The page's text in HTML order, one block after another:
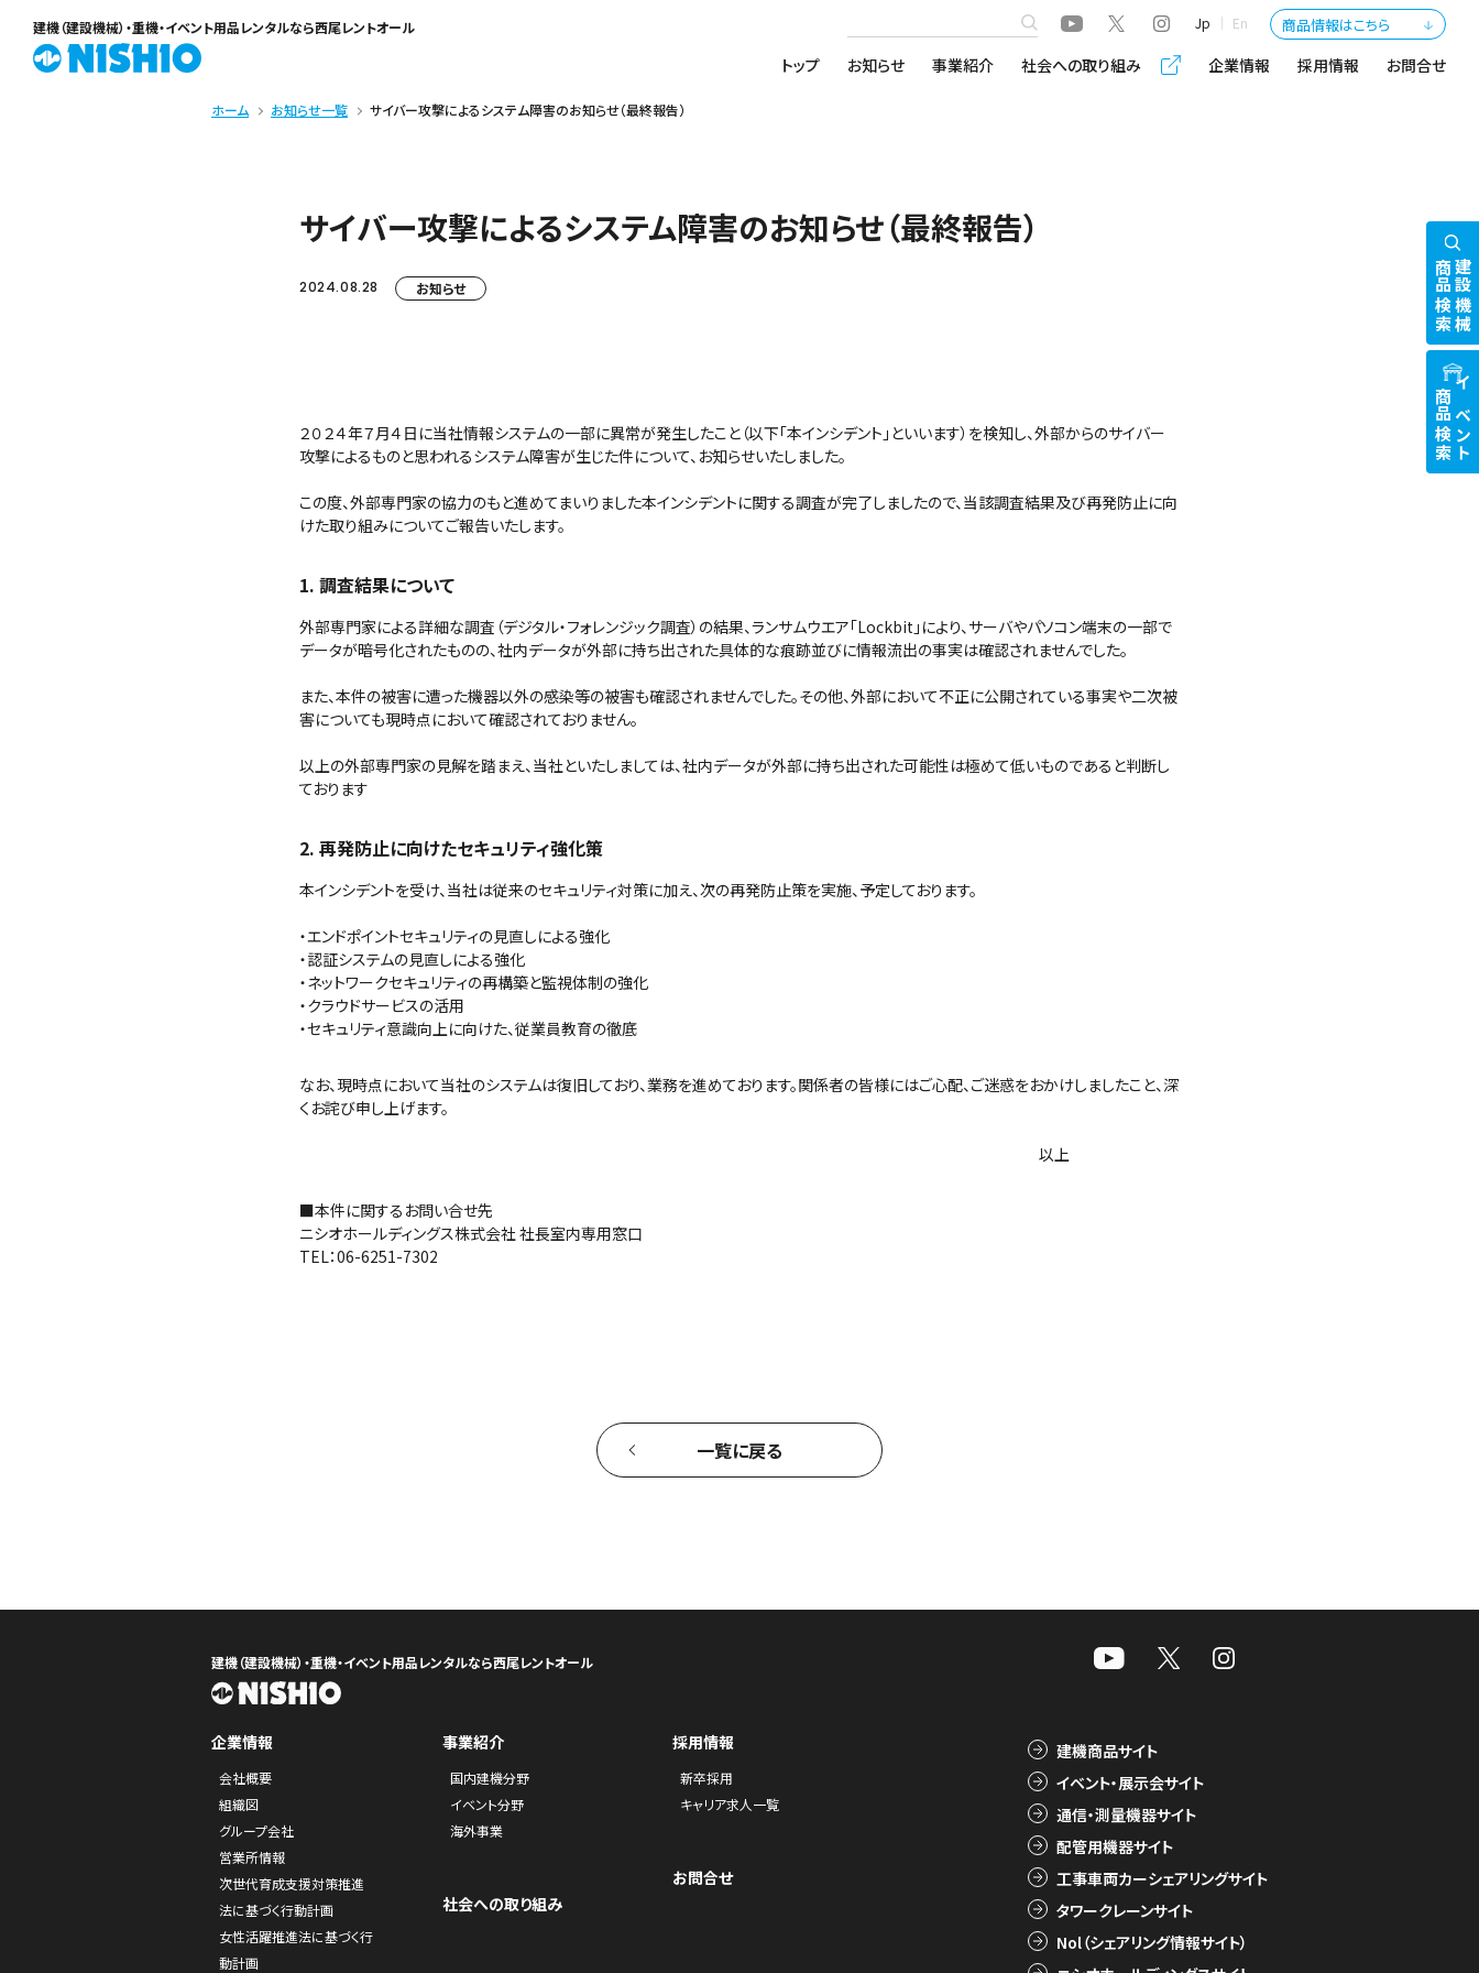
建機（建設機械）・重機・イベント用品レンタルなら西尾レントオール Jp En 商品情報はこちら
トップ お知らせ 事業紹介 社会への取り組み 企業情報 採用情報 お問合せ
ホーム お知らせ一覧 サイバー攻撃によるシステム障害のお知らせ（最終報告）
サイバー攻撃によるシステム障害のお知らせ（最終報告）
2024.08.28 お知らせ
２０２４年７月４日に当社情報システムの一部に異常が発生したこと（以下「本インシデント」といいます）を検知し、外部からのサイバー
攻撃によるものと思われるシステム障害が生じた件について、お知らせいたしました。
この度、外部専門家の協力のもと進めてまいりました本インシデントに関する調査が完了しましたので、当該調査結果及び再発防止に向
けた取り組みについてご報告いたします。
1. 調査結果について
外部専門家による詳細な調査（デジタル・フォレンジック調査）の結果、ランサムウエア「Lockbit」により、サーバやパソコン端末の一部で
データが暗号化されたものの、社内データが外部に持ち出された具体的な痕跡並びに情報流出の事実は確認されませんでした。
また、本件の被害に遭った機器以外の感染等の被害も確認されませんでした。その他、外部において不正に公開されている事実や二次被
害についても現時点において確認されておりません。
以上の外部専門家の見解を踏まえ、当社といたしましては、社内データが外部に持ち出された可能性は極めて低いものであると判断し
ております
2. 再発防止に向けたセキュリティ強化策
本インシデントを受け、当社は従来のセキュリティ対策に加え、次の再発防止策を実施、予定しております。
・エンドポイントセキュリティの見直しによる強化
・認証システムの見直しによる強化
・ネットワークセキュリティの再構築と監視体制の強化
・クラウドサービスの活用
・セキュリティ意識向上に向けた、従業員教育の徹底
なお、現時点において当社のシステムは復旧しており、業務を進めております。関係者の皆様にはご心配、ご迷惑をおかけしましたこと、深
くお詫び申し上げます。
以上
■本件に関するお問い合せ先
ニシオホールディングス株式会社 社長室内専用窓口
TEL：06-6251-7302
一覧に戻る
建設機械
商品検索
イベント
商品検索
建機（建設機械）・重機・イベント用品レンタルなら西尾レントオール
企業情報
会社概要
組織図
グループ会社
営業所情報
次世代育成支援対策推進
法に基づく行動計画
女性活躍推進法に基づく行
動計画
事業紹介
国内建機分野
イベント分野
海外事業
社会への取り組み
採用情報
新卒採用
キャリア求人一覧
お問合せ
建機商品サイト
イベント・展示会サイト
通信・測量機器サイト
配管用機器サイト
工事車両カーシェアリングサイト
タワークレーンサイト
Nol（シェアリング情報サイト）